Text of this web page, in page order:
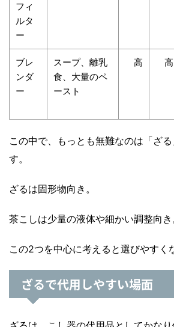
フィ
ルタ
ー
ブレ
ンダ
ー
スープ、離乳
食、大量のペ
ースト
高 高
この中で、もっとも無難なのは「ざ
す。
ざるは固形物向き。
茶こしは少量の液体や細かい調整向き
この2つを中心に考えると選びやすく
ざるで代用しやすい場面